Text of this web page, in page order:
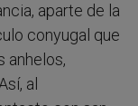
aparte de la
conyugal que
anhelos,
al